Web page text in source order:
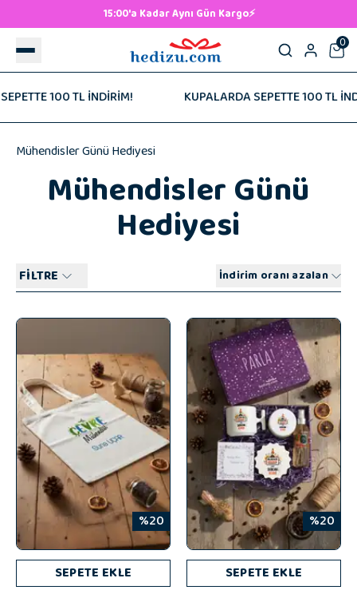
500 TL ve Üzeri Ücretsiz Kargo! 🚚
0
KUPALARDA SEPETTE 100 TL İNDİRİM!
Mühendisler Günü Hediyesi
Mühendisler Günü
Hediyesi
FİLTRE İndirim oranı azalan
%20
SEPETE EKLE
%20
SEPETE EKLE